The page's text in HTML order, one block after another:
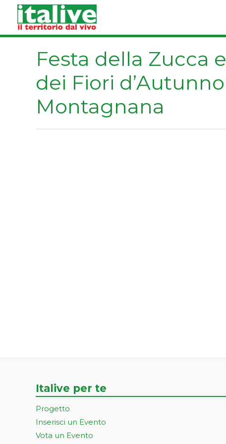
contenuto
Festa della Zucca e
dei Fiori d’Autunno
Montagnana
Italive per te
Progetto
Inserisci un Evento
Vota un Evento